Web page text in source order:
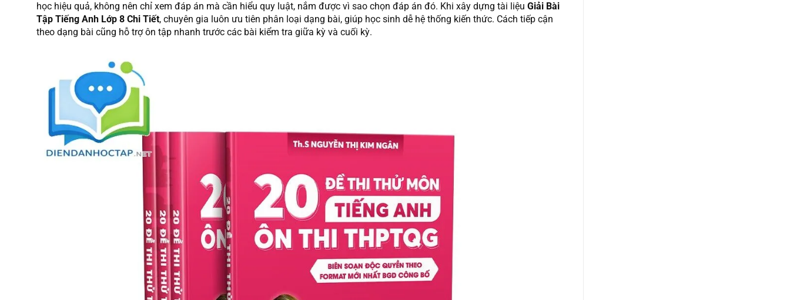
học hiệu quả, không nên chỉ xem đáp án mà cần hiểu quy luật, nắm được vì sao chọn đáp án đó. Khi xây dựng tài liệu Giải Bài
Tập Tiếng Anh Lớp 8 Chi Tiết, chuyên gia luôn ưu tiên phân loại dạng bài, giúp học sinh dễ hệ thống kiến thức. Cách tiếp cận
theo dạng bài cũng hỗ trợ ôn tập nhanh trước các bài kiểm tra giữa kỳ và cuối kỳ.